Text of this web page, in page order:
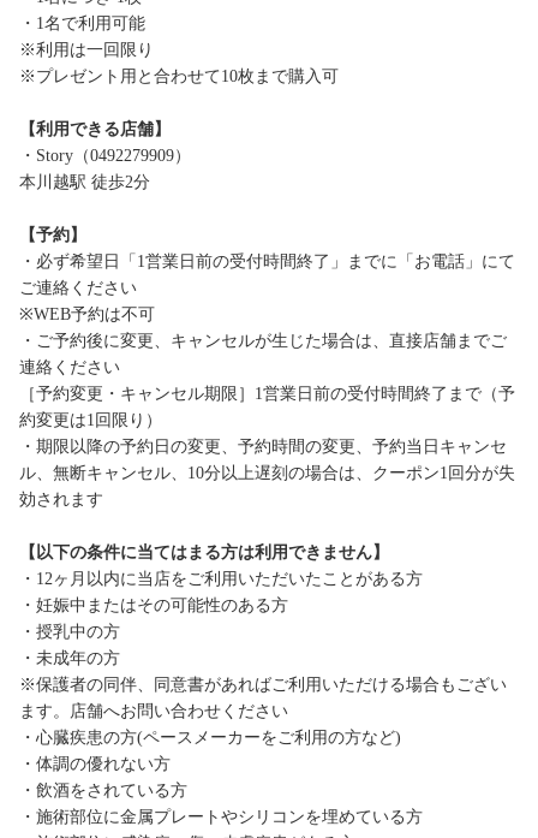
・1名で利用可能
※利用は一回限り
※プレゼント用と合わせて10枚まで購入可
【利用できる店舗】
・Story（0492279909）
本川越駅 徒歩2分
【予約】
・必ず希望日「1営業日前の受付時間終了」までに「お電話」にて
ご連絡ください
※WEB予約は不可
・ご予約後に変更、キャンセルが生じた場合は、直接店舗までご
連絡ください
［予約変更・キャンセル期限］1営業日前の受付時間終了まで（予
約変更は1回限り）
・期限以降の予約日の変更、予約時間の変更、予約当日キャンセ
ル、無断キャンセル、10分以上遅刻の場合は、クーポン1回分が失
効されます
【以下の条件に当てはまる方は利用できません】
・12ヶ月以内に当店をご利用いただいたことがある方
・妊娠中またはその可能性のある方
・授乳中の方
・未成年の方
※保護者の同伴、同意書があればご利用いただける場合もござい
ます。店舗へお問い合わせください
・心臓疾患の方(ペースメーカーをご利用の方など)
・体調の優れない方
・飲酒をされている方
・施術部位に金属プレートやシリコンを埋めている方